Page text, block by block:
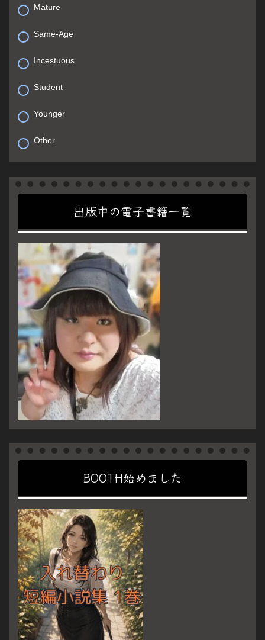
Mature
Same-Age
Incestuous
Student
Younger
Other
出版中の電子書籍一覧
BOOTH始めました